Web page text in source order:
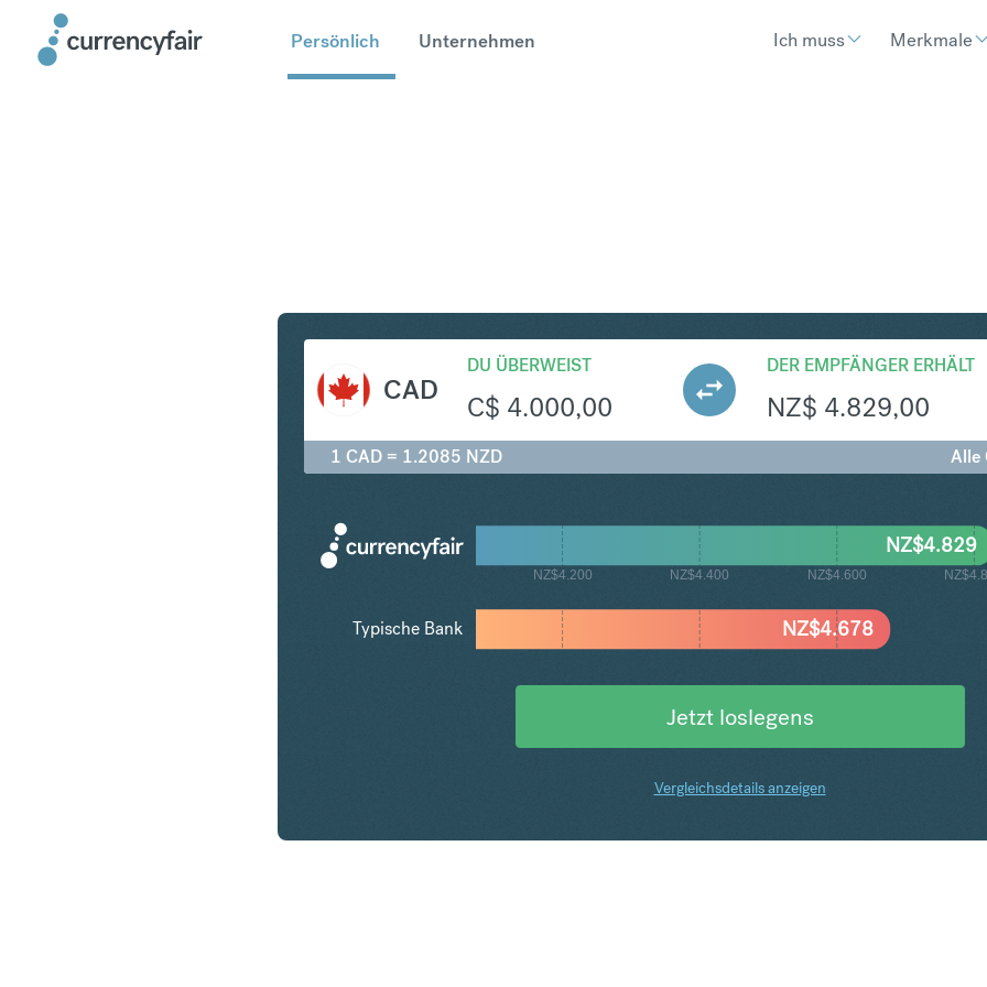
Persönlich Unternehmen Ich muss Merkmale
CAD
DU ÜBERWEIST
C$ 4.000,00
DER EMPFÄNGER ERHÄLT
NZ$ 4.829,00
1 CAD = 1.2085 NZD Alle
NZ$4.200 NZ$4.400 NZ$4.600
NZ$4.678
NZ$4.829
Typische Bank
Jetzt loslegens
Vergleichsdetails anzeigen